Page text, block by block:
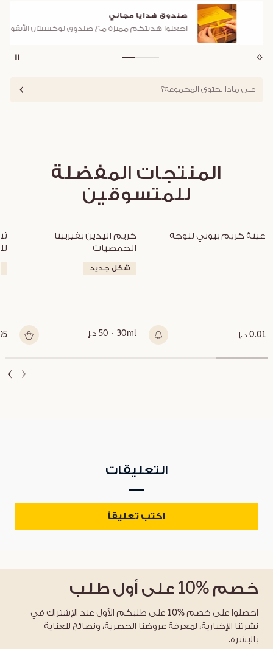
صندوق هدايا مجاني
اجعلوا هديتكم مميزة مع صندوق لوكسيتان الأيقوني
على ماذا تحتوي المجموعة؟
المنتجات المفضلة
للمتسوقين
عينة كريم بيوني للوجه
0.01 د.إ
الحمضيات
شكل جديد
30ml 50 د.إ
التعليقات
اكتب تعليقاً
خصم %10 على أول طلب
احصلوا على خصم %10 على طلبكم الأول عند الإشتراك في
نشرتنا الإخبارية، لمعرفة عروضنا الحصرية، ونصائح للعناية
بالبشرة.